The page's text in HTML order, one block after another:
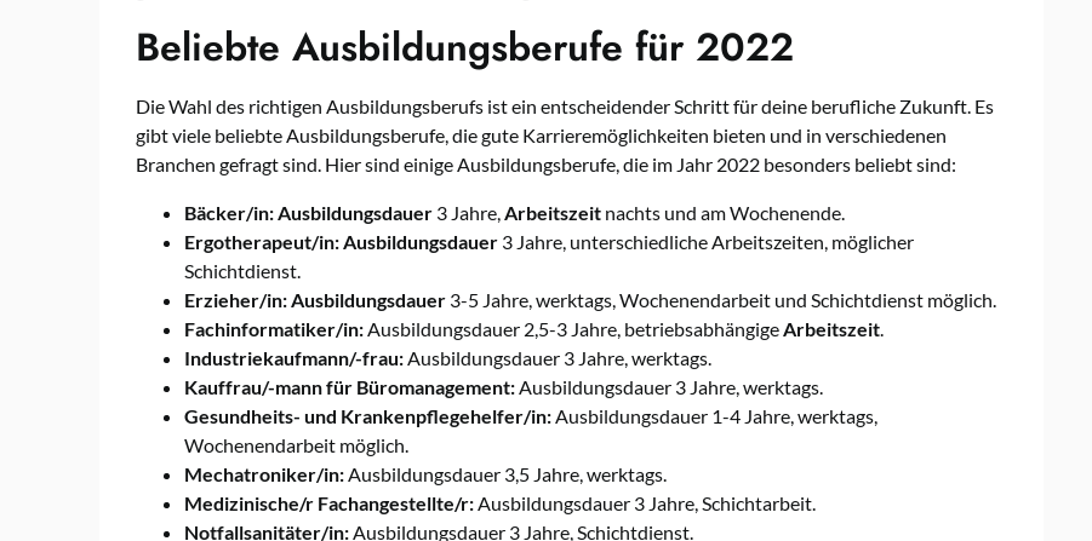
Beliebte Ausbildungsberufe für 2022
Die Wahl des richtigen Ausbildungsberufs ist ein entscheidender Schritt für deine berufliche Zukunft. Es
gibt viele beliebte Ausbildungsberufe, die gute Karrieremöglichkeiten bieten und in verschiedenen
Branchen gefragt sind. Hier sind einige Ausbildungsberufe, die im Jahr 2022 besonders beliebt sind:
Bäcker/in:Ausbildungsdauer 3 Jahre,Arbeitszeit nachts und am Wochenende.
Ergotherapeut/in:Ausbildungsdauer 3 Jahre, unterschiedliche Arbeitszeiten, möglicher
Schichtdienst.
Erzieher/in:Ausbildungsdauer 3-5 Jahre, werktags, Wochenendarbeit und Schichtdienst möglich.
Fachinformatiker/in:Ausbildungsdauer 2,5-3 Jahre, betriebsabhängigeArbeitszeit.
Industriekaufmann/-frau:Ausbildungsdauer 3 Jahre, werktags.
Kauffrau/-mann für Büromanagement:Ausbildungsdauer 3 Jahre, werktags.
Gesundheits- und Krankenpflegehelfer/in:Ausbildungsdauer 1-4 Jahre, werktags,
Wochenendarbeit möglich.
Mechatroniker/in:Ausbildungsdauer 3,5 Jahre, werktags.
Medizinische/r Fachangestellte/r:Ausbildungsdauer 3 Jahre, Schichtarbeit.
Notfallsanitäter/in:Ausbildungsdauer 3 Jahre, Schichtdienst.